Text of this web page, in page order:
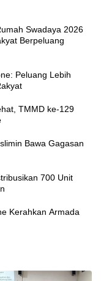
Swadaya 2026
Berpeluang
Peluang Lebih
TMMD ke-129
Bawa Gagasan
700 Unit
Kerahkan Armada